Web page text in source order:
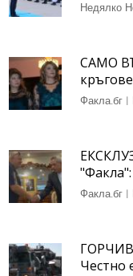
Недялко
САМО
Факла.бг |
Факла.бг |
Честно